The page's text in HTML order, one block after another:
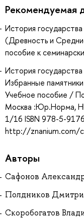
Рекомендуемая
История
(Древность и
пособие к
История
Избранные
Учебное пособие /
Москва :Юр.Норма,
1/16 ISBN 978-5-
http://znanium.com/
Авторы
Сафонов
Полдников
Скоробогатов